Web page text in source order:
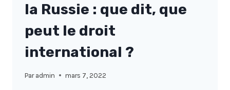
la Russie : que dit, que
peut le droit
international ?
Par admin mars 7, 2022